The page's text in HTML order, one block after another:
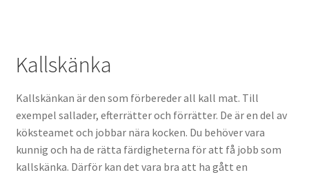
Kallskänka
Kallskänkan är den som förbereder all kall mat. Till
exempel sallader, efterrätter och förrätter. De är en del av
köksteamet och jobbar nära kocken. Du behöver vara
kunnig och ha de rätta färdigheterna för att få jobb som
kallskänka. Därför kan det vara bra att ha gått en